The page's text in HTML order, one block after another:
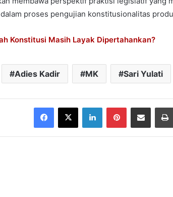
proses pengujian konstitusionalitas
Konstitusi Masih Layak Dipertahankan?
Adies Kadir MK Sari Yulati
Facebook
X LinkedInPinterestShare via Email